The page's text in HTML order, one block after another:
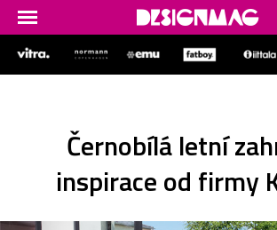
Černobílá letní
inspirace od firmy